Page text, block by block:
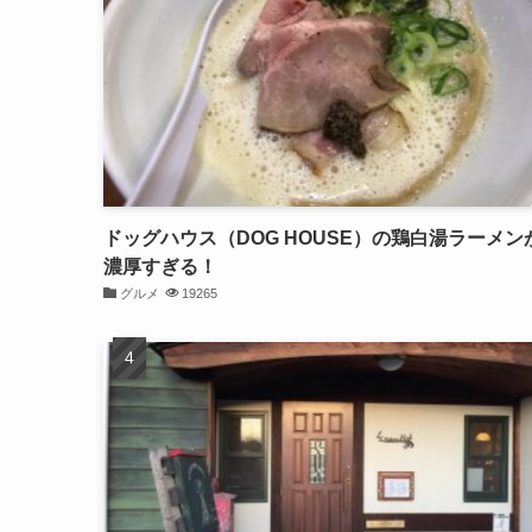
ドッグハウス（DOG HOUSE）の鶏白湯ラーメン
濃厚すぎる！
グルメ 19265